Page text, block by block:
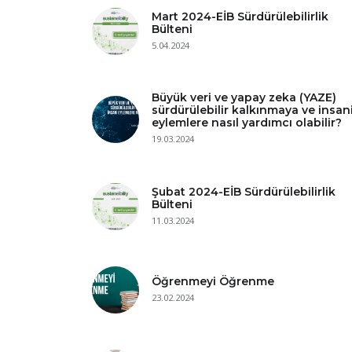
Mart 2024-EİB Sürdürülebilirlik
Bülteni
5.04.2024
Büyük veri ve yapay zeka (YAZE)
sürdürülebilir kalkınmaya ve
eylemlere nasıl yardımcı olabilir?
19.03.2024
Şubat 2024-EİB Sürdürülebilirlik
Bülteni
11.03.2024
Öğrenmeyi Öğrenme
23.02.2024